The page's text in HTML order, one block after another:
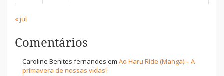
« jul
Comentários
Caroline Benites fernandes em Ao Haru Ride (Mangá) – A
primavera de nossas vidas!